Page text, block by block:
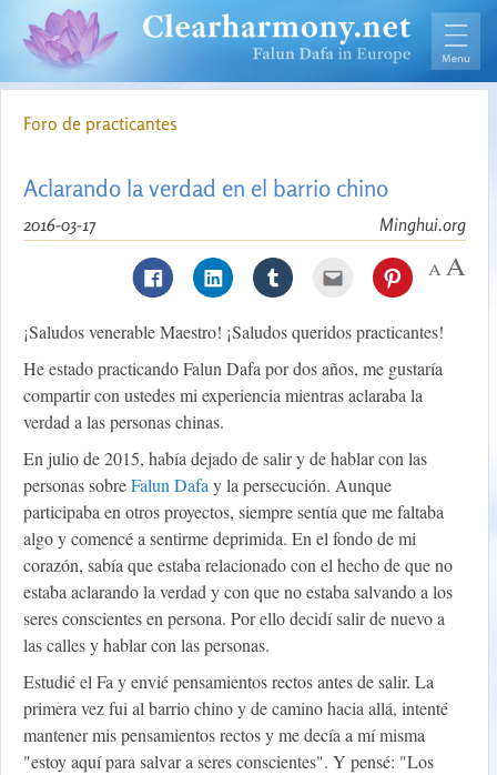
Foro de practicantes
Aclarando la verdad en el barrio chino
Minghui.org
2016-03-17
¡Saludos venerable Maestro! ¡Saludos queridos practicantes!
He estado practicando Falun Dafa por dos años, me gustaría
compartir con ustedes mi experiencia mientras aclaraba la
verdad a las personas chinas.
En julio de 2015, había dejado de salir y de hablar con las
personas sobreFalun Dafay la persecución. Aunque
participaba en otros proyectos, siempre sentía que me faltaba
algo y comencé a sentirme deprimida. En el fondo de mi
corazón, sabía que estaba relacionado con el hecho de que no
estaba aclarando la verdad y con que no estaba salvando a los
seres conscientes en persona. Por ello decidí salir de nuevo a
las calles y hablar con las personas.
Estudié el Fa y envié pensamientos rectos antes de salir. La
primera vez fui al barrio chino y de camino hacia allá, intenté
mantener mis pensamientos rectos y me decía a mí misma
"estoy aquí para salvar a seres conscientes". Y pensé: "Los